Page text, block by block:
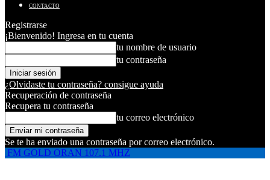
CONTACTO
Registrarse
¡Bienvenido! Ingresa en tu cuenta
tu nombre de usuario
tu contraseña
¿Olvidaste tu contraseña? consigue ayuda
Recuperación de contraseña
Recupera tu contraseña
tu correo electrónico
Se te ha enviado una contraseña por correo electrónico.
FM GOLD ORAN 107.1 MHZ